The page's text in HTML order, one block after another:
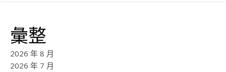
彙整
2026 年 8 月
2026 年 7 月